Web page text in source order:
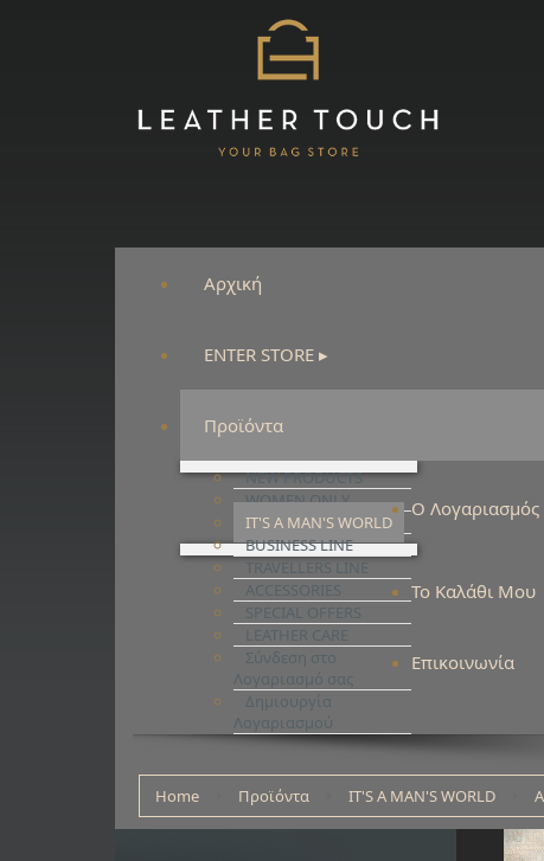
Αρχική
ENTER STORE ▸
Προϊόντα
NEW PRODUCTS
WOMEN ONLY
IT'S A MAN'S WORLD
BUSINESS LINE
TRAVELLERS LINE
ACCESSORIES
SPECIAL OFFERS
LEATHER CARE
Ο
Σύνδεση στο
Λογαριασμό σας
Δημιουργία
Λογαριασμού
Το Καλάθι Μου
Επικοινωνία
Home Προϊόντα IT'S A MAN'S WORLD